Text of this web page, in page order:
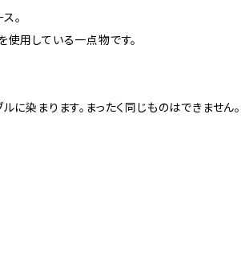
。
用している一点物です。
まります。まったく同じものはできません。